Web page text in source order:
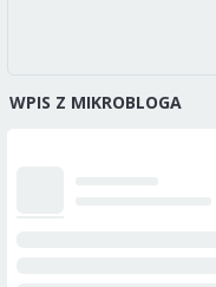
WPIS Z MIKROBLOGA